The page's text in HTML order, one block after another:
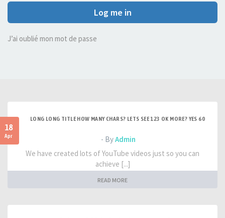
Log me in
J’ai oublié mon mot de passe
18
Apr
LONG LONG TITLE HOW MANY CHARS? LETS SEE 123 OK MORE? YES 60
- ByAdmin
We have created lots of YouTube videos just so you can
achieve [...]
READ MORE